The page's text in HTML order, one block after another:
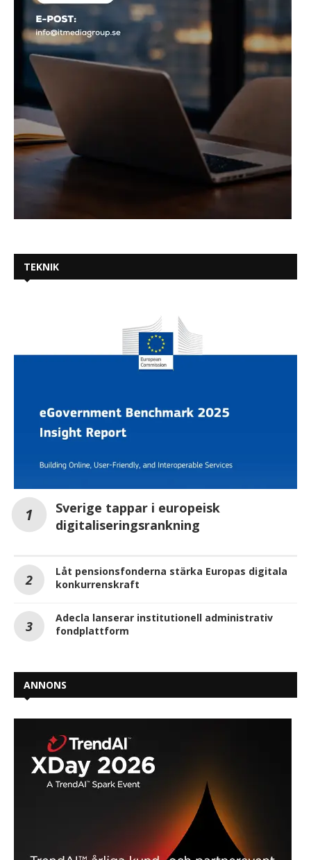
TEKNIK
Sverige tappar i europeisk
digitaliseringsrankning
Låt pensionsfonderna stärka Europas digitala
konkurrenskraft
Adecla lanserar institutionell administrativ
fondplattform
ANNONS